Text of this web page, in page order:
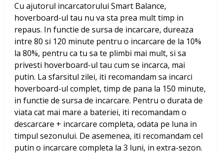
Cu ajutorul incarcatorului Smart Balance,
hoverboard-ul tau nu va sta prea mult timp in
repaus. In functie de sursa de incarcare, dureaza
intre 80 si 120 minute pentru o incarcare de la 10%
la 80%, pentru ca tu sa te plimbi mai mult, si sa
privesti hoverboard-ul tau cum se incarca, mai
putin. La sfarsitul zilei, iti recomandam sa incarci
hoverboard-ul complet, timp de pana la 150 minute,
in functie de sursa de incarcare. Pentru o durata de
viata cat mai mare a bateriei, iti recomandam o
descarcare + incarcare completa, odata pe luna in
timpul sezonului. De asemenea, iti recomandam cel
putin o incarcare completa la 3 luni, in extra-sezon.